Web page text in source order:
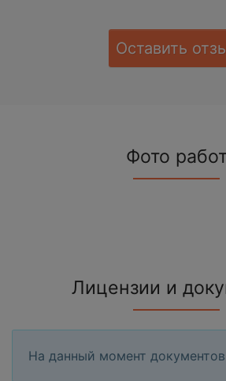
Оставить
Фото
Лицензии и
На данный момент документов